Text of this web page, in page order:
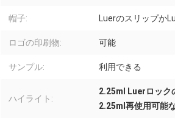
帽子: Luerのスリップか
ロゴの印刷物: 可能
サンプル: 利用できる
ハイライト:
2.25ml Luerロック
2.25ml再使用可能